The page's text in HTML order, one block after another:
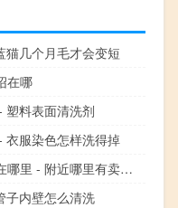
猫几个月毛才会变短
在哪
塑料表面清洗剂
衣服染色怎样洗得掉
附近床上用品店在哪里 - 附近哪里有卖床上用品的地方
子内壁怎么清洗